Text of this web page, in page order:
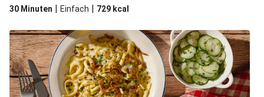
30 Minuten | Einfach | 729 kcal